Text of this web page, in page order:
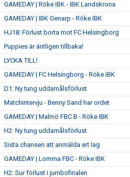
GAMEDAY | Röke IBK - IBK Landskrona
GAMEDAY | IBK Genarp - Röke IBK
HJ18: Förlust borta mot FC Helsingborg
Puppies är äntligen tillbaka!
LYCKA TILL!
GAMEDAY | FC Helsingborg - Röke IBK
D1: Ny tung uddamålsförlust
Matchintervju - Benny Sand har ordet
GAMEDAY | Malmö FBC B - Röke IBK
H2: Ny tung uddamålsförlust
Sista chansen att anmälda ert lag
GAMEDAY | Lomma FBC - Röke IBK
H2: Sur förlust i jumbofinalen